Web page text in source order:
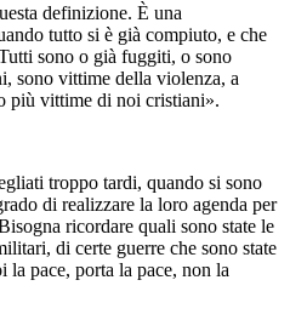
definizione. È una
tutto si è già compiuto, e che
sono o già fuggiti, o sono
sono vittime della violenza, a
più vittime di noi cristiani».
troppo tardi, quando si sono
di realizzare la loro agenda per
ricordare quali sono state le
di certe guerre che sono state
la pace, porta la pace, non la